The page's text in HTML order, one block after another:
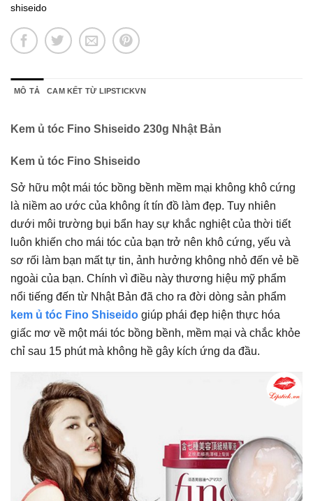
shiseido
MÔ TẢ CAM KẾT TỪ LIPSTICKVN
Kem ủ tóc Fino Shiseido 230g Nhật Bản
Kem ủ tóc Fino Shiseido
Sở hữu một mái tóc bồng bềnh mềm mại không khô cứng
là niềm ao ước của không ít tín đồ làm đẹp. Tuy nhiên
dưới môi trường bụi bẩn hay sự khắc nghiệt của thời tiết
luôn khiến cho mái tóc của bạn trở nên khô cứng, yếu và
sơ rối làm bạn mất tự tin, ảnh hưởng không nhỏ đến vẻ bề
ngoài của bạn. Chính vì điều này thương hiệu mỹ phẩm
nổi tiếng đến từ Nhật Bản đã cho ra đời dòng sản phẩm
kem ủ tóc Fino Shiseido giúp phái đẹp hiện thực hóa
giấc mơ về một mái tóc bồng bềnh, mềm mại và chắc khỏe
chỉ sau 15 phút mà không hề gây kích ứng da đầu.